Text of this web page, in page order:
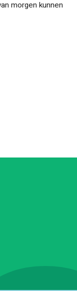
morgen kunnen